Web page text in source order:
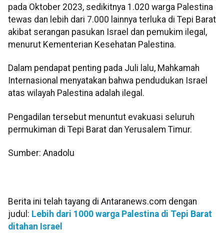
pada Oktober 2023, sedikitnya 1.020 warga Palestina
tewas dan lebih dari 7.000 lainnya terluka di Tepi Barat
akibat serangan pasukan Israel dan pemukim ilegal,
menurut Kementerian Kesehatan Palestina.
Dalam pendapat penting pada Juli lalu, Mahkamah
Internasional menyatakan bahwa pendudukan Israel
atas wilayah Palestina adalah ilegal.
Pengadilan tersebut menuntut evakuasi seluruh
permukiman di Tepi Barat dan Yerusalem Timur.
Sumber: Anadolu
Berita ini telah tayang di Antaranews.com dengan
judul: Lebih dari 1000 warga Palestina di Tepi Barat
ditahan Israel